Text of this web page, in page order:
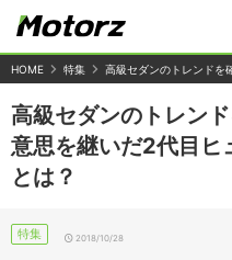
HOME 特集 高級セダンのトレンドを
高級セダンのトレン
意思を継いだ2代目ヒ
とは？
特集 2018/10/28